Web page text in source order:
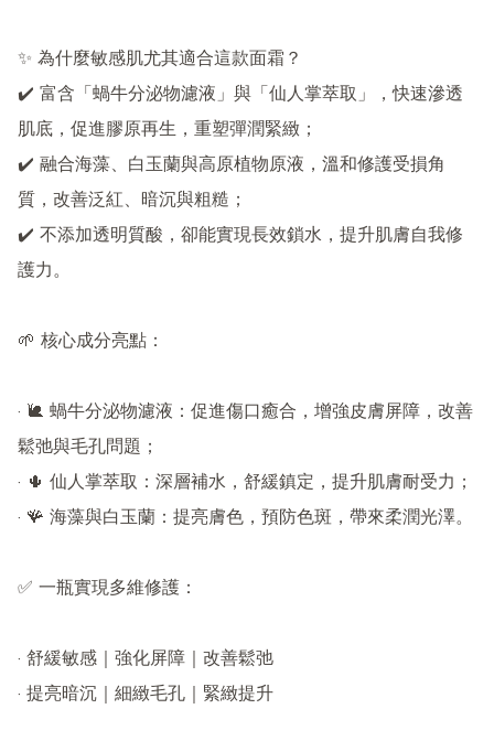
✨ 為什麼敏感肌尤其適合這款面霜？
✔️ 富含「蝸牛分泌物濾液」與「仙人掌萃取」，快速滲透
肌底，促進膠原再生，重塑彈潤緊緻；
✔️ 融合海藻、白玉蘭與高原植物原液，溫和修護受損角
質，改善泛紅、暗沉與粗糙；
✔️ 不添加透明質酸，卻能實現長效鎖水，提升肌膚自我修
護力。
🌱 核心成分亮點：
· 🐌 蝸牛分泌物濾液：促進傷口癒合，增強皮膚屏障，改善
鬆弛與毛孔問題；
· 🌵 仙人掌萃取：深層補水，舒緩鎮定，提升肌膚耐受力；
· 🪸 海藻與白玉蘭：提亮膚色，預防色斑，帶來柔潤光澤。
✅ 一瓶實現多維修護：
· 舒緩敏感｜強化屏障｜改善鬆弛
· 提亮暗沉｜細緻毛孔｜緊緻提升